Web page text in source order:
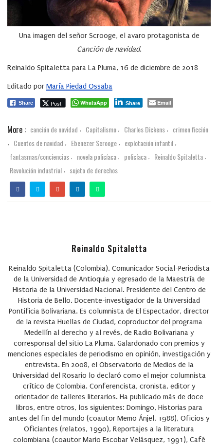
Una imagen del señor Scrooge, el avaro protagonista de
Canción de navidad.
Reinaldo Spitaletta para La Pluma, 16 de diciembre de 2018
Editado por María Piedad Ossaba
Share Post WhatsApp Share Email
More : canción de navidad , Capitalismo , Charles Dickens , crimen ficción
, Cuentos de navidad , Ebenezer Scrooge , explotación infantil ,
fantasmas/conciencias , novela policíaca , policíaca , Reinaldo Spitaletta ,
Revolución industrial , sujeto de derechos
Reinaldo Spitaletta
Reinaldo Spitaletta (Colombia). Comunicador Social-Periodista
de la Universidad de Antioquia y egresado de la Maestría de
Historia de la Universidad Nacional. Presidente del Centro de
Historia de Bello. Docente-investigador de la Universidad
Pontificia Bolivariana. Es columnista de El Espectador, director
de la revista Huellas de Ciudad, coproductor del programa
Medellín al derecho y al revés, de Radio Bolivariana y
corresponsal del sitio La Pluma. Galardonado con premios y
menciones especiales de periodismo en opinión, investigación y
entrevista. En 2008, el Observatorio de Medios de la
Universidad del Rosario lo declaró como el mejor columnista
crítico de Colombia. Conferencista, cronista, editor y
orientador de talleres literarios. Ha publicado más de doce
libros, entre otros, los siguientes: Domingo, Historias para
antes del fin del mundo (coautor Memo Ánjel, 1988), Oficios y
Oficiantes (relatos, 1990), Reportajes a la literatura
colombiana (coautor Mario Escobar Velásquez, 1991), Café